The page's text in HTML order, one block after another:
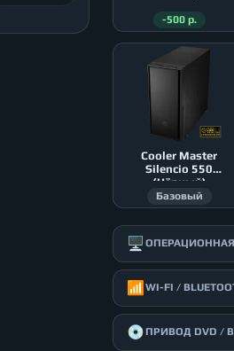
-500 р.
Cooler Master
Silencio 550
(Чёрный)
Базовый
🖥️
📶 WI-FI /
💿 ПРИВОД DVD /